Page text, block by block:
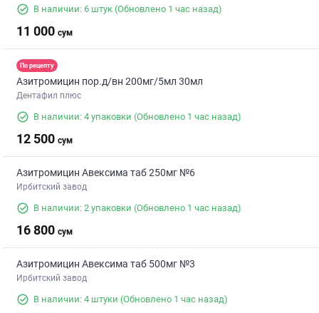
В наличии: 6 штук (Обновлено 1 час назад)
11 000 сум
По рецепту
Азитромицин пор.д/вн 200мг/5мл 30мл
Дентафил плюс
В наличии: 4 упаковки (Обновлено 1 час назад)
12 500 сум
Азитромицин Авексима таб 250мг №6
Ирбитский завод
В наличии: 2 упаковки (Обновлено 1 час назад)
16 800 сум
Азитромицин Авексима таб 500мг №3
Ирбитский завод
В наличии: 4 штуки (Обновлено 1 час назад)